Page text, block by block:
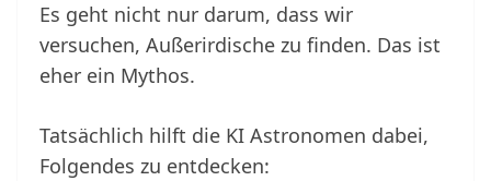
Es geht nicht nur darum, dass wir
versuchen, Außerirdische zu finden. Das ist
eher ein Mythos.
Tatsächlich hilft die KI Astronomen dabei,
Folgendes zu entdecken: